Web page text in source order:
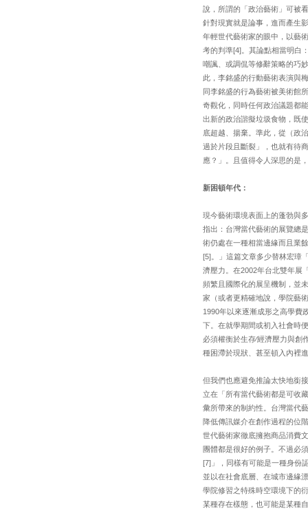
說，所謂的「政治藝術」可被
針對現實就是論事，進而產生
年輕世代藝術家的眼中，以藝
考的判準[4]。其論點相當明白
嘲諷、或調侃等修辭策略的巧
此，李銘盛的行動藝術表演與
同李銘盛的行為藝術被美術館
奇觀化，同時任何政治議題都
出新的政治諧擬垃圾食物，既
底超越、揚棄。準此，從（政
過於片段且斷裂」，也就有待
應？」。且值得令人深思的是
新困頓年代：
現今藝術環境表面上的蓬勃與
指出：台灣當代藝術的展覽總
術仍處在一種相當邊緣而且
[5]。」這篇文章多少替林宏璋
濟壓力。在2002年台北雙年展
頻繁且國際化的展呈機制，並
家（或者更精確地說，學院藝
1990年以來逐漸成形之高學費
下。在就學期間或初入社會時
必須權衡於生存∕經濟壓力與
種困滯於現狀、甚至頓入內裡
但我們也應避免推論太快地銜
立在「所有當代藝術都是可收
彙所帶來的制約性。台灣當代
降低傳訊媒介在創作過程的位
世代藝術家徹底擁抱商品消費
團體都是很好的例子。不過必
[7]」，同樣有可能是一種身份
並以在社會底層、在城市邊緣
學院修習之特殊時空環境下的
某種存在樣態，也可能是某種